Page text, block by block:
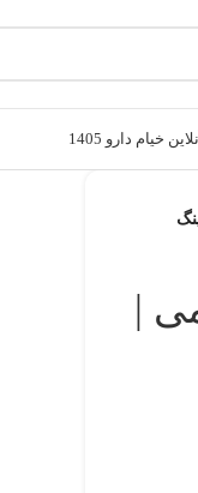
خیام دارو 1405
| 250 گرمی |